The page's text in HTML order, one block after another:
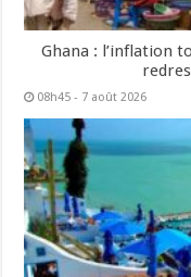
Ghana : l’inflation
08h45 - 7 août 2026